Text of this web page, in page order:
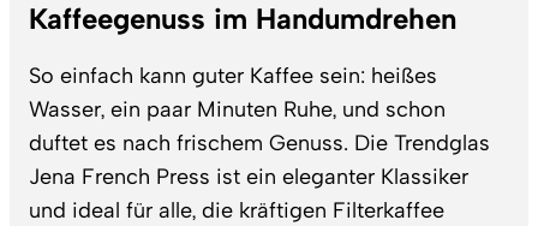
Kaffeegenuss im Handumdrehen
So einfach kann guter Kaffee sein: heißes
Wasser, ein paar Minuten Ruhe, und schon
duftet es nach frischem Genuss. Die Trendglas
Jena French Press ist ein eleganter Klassiker
und ideal für alle, die kräftigen Filterkaffee